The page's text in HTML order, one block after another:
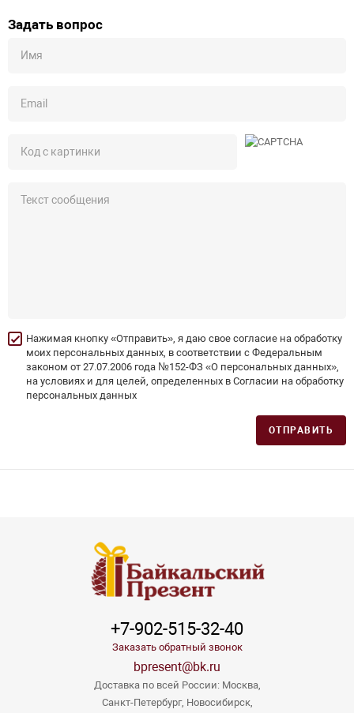
Задать вопрос
Нажимая кнопку «Отправить», я даю свое согласие на обработку
моих персональных данных, в соответствии с Федеральным
законом от 27.07.2006 года №152-ФЗ «О персональных данных»,
на условиях и для целей, определенных в Согласии на обработку
персональных данных
ОТПРАВИТЬ
+7-902-515-32-40
Заказать обратный звонок
bpresent@bk.ru
Доставка по всей России: Москва,
Санкт-Петербург, Новосибирск,